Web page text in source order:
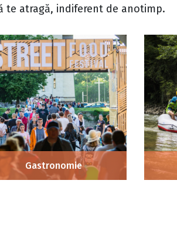
te atragă, indiferent de anotimp.
Gastronomie